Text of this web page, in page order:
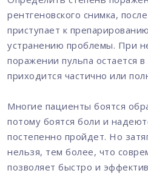
рентгеновского снимка,
приступает к
устранению проблемы. При
поражении пульпа остается
приходится частично или
Многие пациенты боятся
потому боятся боли и
постепенно пройдет. Но
нельзя, тем более, что
позволяет быстро и